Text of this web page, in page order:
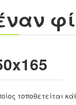
τοποθετείται